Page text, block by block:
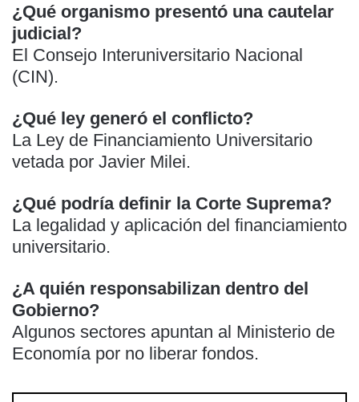
¿Qué organismo presentó una cautelar
judicial?
El Consejo Interuniversitario Nacional
(CIN).
¿Qué ley generó el conflicto?
La Ley de Financiamiento Universitario
vetada por Javier Milei.
¿Qué podría definir la Corte Suprema?
La legalidad y aplicación del financiamiento
universitario.
¿A quién responsabilizan dentro del
Gobierno?
Algunos sectores apuntan al Ministerio de
Economía por no liberar fondos.